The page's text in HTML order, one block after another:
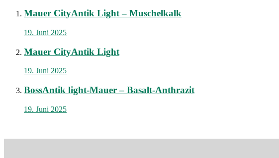
Mauer CityAntik Light – Muschelkalk
19. Juni 2025
Mauer CityAntik Light
19. Juni 2025
BossAntik light-Mauer – Basalt-Anthrazit
19. Juni 2025